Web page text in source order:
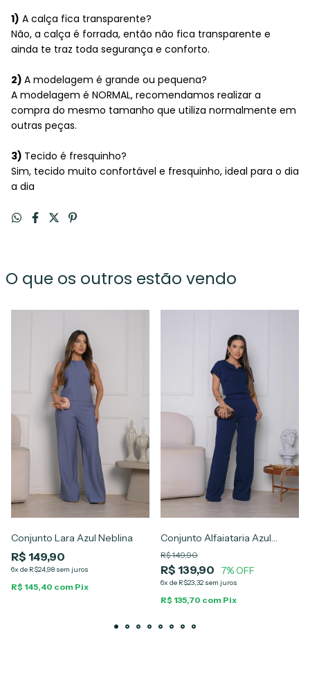
1) A calça fica transparente?
Não, a calça é forrada, então não fica transparente e
ainda te traz toda segurança e conforto.
2) A modelagem é grande ou pequena?
A modelagem é NORMAL, recomendamos realizar a
compra do mesmo tamanho que utiliza normalmente em
outras peças.
3) Tecido é fresquinho?
Sim, tecido muito confortável e fresquinho, ideal para o dia
a dia
O que os outros estão vendo
Conjunto Lara Azul Neblina
R$ 149,90
6x de R$24,98 sem juros
R$ 145,40 com Pix
Conjunto Alfaiataria Azul
Marinho Alana
R$ 149,90
R$ 139,90 7% OFF
6x de R$23,32 sem juros
R$ 135,70 com Pix